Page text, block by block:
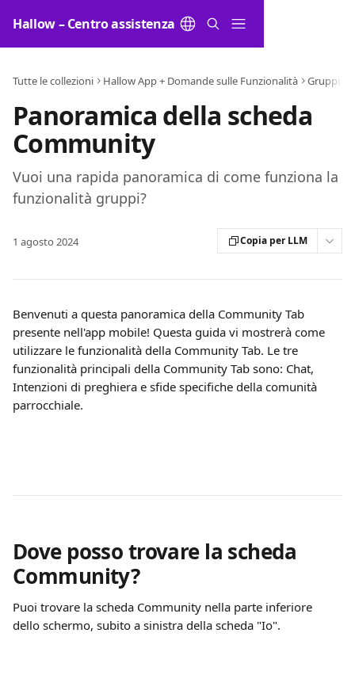
Hallow – Centro assistenza
Tutte le collezioni Hallow App + Domande sulle Funzionalità Gruppi
Panoramica della scheda
Community
Vuoi una rapida panoramica di come funziona la
funzionalità gruppi?
1 agosto 2024 Copia per LLM
Benvenuti a questa panoramica della Community Tab
presente nell'app mobile! Questa guida vi mostrerà come
utilizzare le funzionalità della Community Tab. Le tre
funzionalità principali della Community Tab sono: Chat,
Intenzioni di preghiera e sfide specifiche della comunità
parrocchiale.
Dove posso trovare la scheda
Community?
Puoi trovare la scheda Community nella parte inferiore
dello schermo, subito a sinistra della scheda "Io".